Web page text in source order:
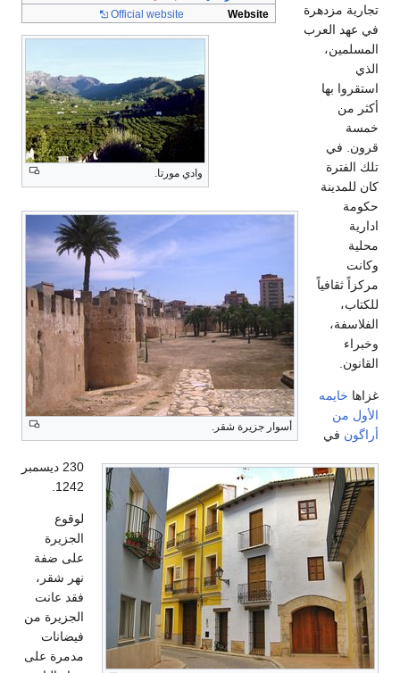
Official
230 ديسمبر
1242.
لوقوع
الجزيرة
على ضفة
نهر شقر،
فقد عانت
الجزيرة من
فيضانات
مدمرة على